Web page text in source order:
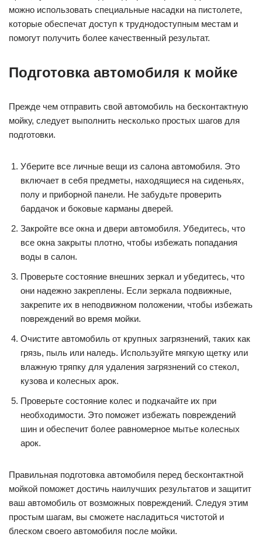
можно использовать специальные насадки на пистолете,
которые обеспечат доступ к труднодоступным местам и
помогут получить более качественный результат.
Подготовка автомобиля к мойке
Прежде чем отправить свой автомобиль на бесконтактную
мойку, следует выполнить несколько простых шагов для
подготовки.
Уберите все личные вещи из салона автомобиля. Это
включает в себя предметы, находящиеся на сиденьях,
полу и приборной панели. Не забудьте проверить
бардачок и боковые карманы дверей.
Закройте все окна и двери автомобиля. Убедитесь, что
все окна закрыты плотно, чтобы избежать попадания
воды в салон.
Проверьте состояние внешних зеркал и убедитесь, что
они надежно закреплены. Если зеркала подвижные,
закрепите их в неподвижном положении, чтобы избежать
повреждений во время мойки.
Очистите автомобиль от крупных загрязнений, таких как
грязь, пыль или наледь. Используйте мягкую щетку или
влажную тряпку для удаления загрязнений со стекол,
кузова и колесных арок.
Проверьте состояние колес и подкачайте их при
необходимости. Это поможет избежать повреждений
шин и обеспечит более равномерное мытье колесных
арок.
Правильная подготовка автомобиля перед бесконтактной
мойкой поможет достичь наилучших результатов и защитит
ваш автомобиль от возможных повреждений. Следуя этим
простым шагам, вы сможете насладиться чистотой и
блеском своего автомобиля после мойки.